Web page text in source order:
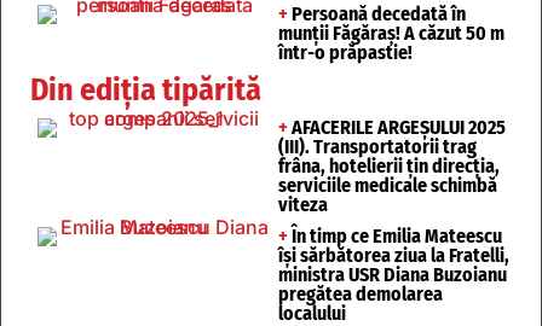
+ Persoană decedată în
munții Făgăraș! A căzut 50 m
într-o prăpastie!
Din ediția tipărită
+ AFACERILE ARGEȘULUI 2025
(III). Transportatorii trag
frâna, hotelierii țin direcția,
serviciile medicale schimbă
viteza
+ În timp ce Emilia Mateescu
își sărbătorea ziua la Fratelli,
ministra USR Diana Buzoianu
pregătea demolarea
localului